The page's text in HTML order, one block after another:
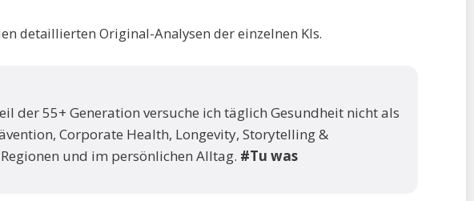
detaillierten Original-Analysen der einzelnen KIs.
der 55+ Generation versuche ich täglich Gesundheit nicht als
Corporate Health, Longevity, Storytelling &
und im persönlichen Alltag. #Tu was